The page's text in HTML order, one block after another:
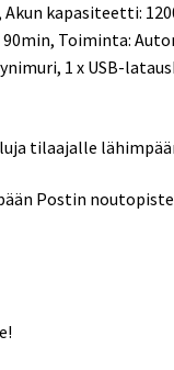
kapasiteetti:
Toiminta:
1 x USB-
tilaajalle
Postin